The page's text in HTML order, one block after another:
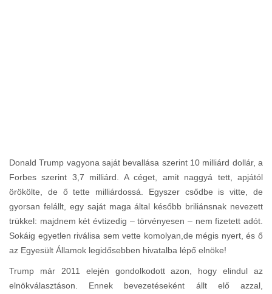
Donald Trump vagyona saját bevallása szerint 10 milliárd dollár, a
Forbes szerint 3,7 milliárd. A céget, amit naggyá tett, apjától
örökölte, de ő tette milliárdossá. Egyszer csődbe is vitte, de
gyorsan felállt, egy saját maga által később briliánsnak nevezett
trükkel: majdnem két évtizedig – törvényesen – nem fizetett adót.
Sokáig egyetlen riválisa sem vette komolyan,de mégis nyert, és ő
az Egyesült Államok legidősebben hivatalba lépő elnöke!
Trump már 2011 elején gondolkodott azon, hogy elindul az
elnökválasztáson. Ennek bevezetéseként állt elő azzal,